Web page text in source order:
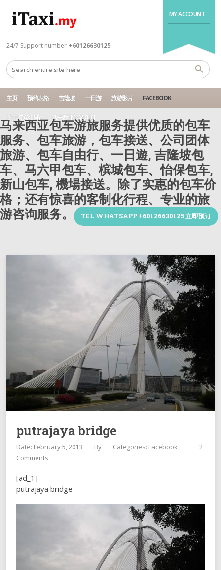
MY ACCOUNT
24/7 Support number +60126630125
主页 预约表格 吉隆坡 一日游 旅游影片 FACEBOOK
关于 ITAXI.MY 马来西亚旅游新闻
马来西亚包车游旅服务提供优质的包车
服务、包车旅游，包车接送、公司团体
旅游、包车自由行、一日遊, 吉隆坡包
车、马六甲包车、槟城包车、怡保包车,
新山包车, 機場接送。除了实惠的包车价
格；还有惊喜的客制化行程、专业的旅
游咨询服务。
TEL WHATSAPP +60126630125 立即预订
putrajaya bridge
Date: February 5, 2013 By Categories: Facebook
2
Comments
[ad_1]
putrajaya bridge